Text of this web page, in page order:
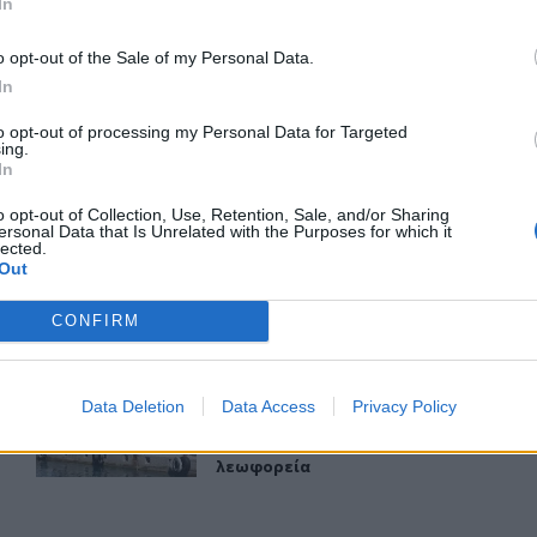
opt-out of the Sale of my Personal Data.
opt-out of processing my Personal Data for Targeted
opt-out of Collection, Use, Retention, Sale, and/or Sharing
Data that Is Unrelated with the Purposes for which it
CONFIRM
Data Deletion Data Access Privacy Policy
του CRETALIVE
ΕΊΔΗΣΗ
ονόματα
- Όλα τα ονόματα
Προσοχή! Ο ΕΦΚΑ… δαγκώνει τους ανυποψίαστους
ΕΙΔΑ-ΑΚΟΥΣΑ 10:17
Προσοχή! Ο ΕΦΚΑ… δαγκώνει τους
πλατφόρμα των εισιτηρίων του Σούπερ Καπ
Προβλήματα με την πλατφόρμα των εισιτηρίων του
Κρήτη: Το ναυλωμένο πλοίο έφυγε, οι μετανάστες πήγαν
ΕΙΔΑ-ΑΚΟΥΣΑ 17:28
Κρήτη: Το ναυλωμένο πλοίο έφυγε,
Κρήτη: Το ναυλωμένο πλοίο
λεωφορεία